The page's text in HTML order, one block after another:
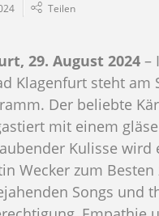
Teilen
29. August 2024 –
Klagenfurt steht am
Der beliebte
mit einem
Kulisse wird
Wecker zum
Songs und